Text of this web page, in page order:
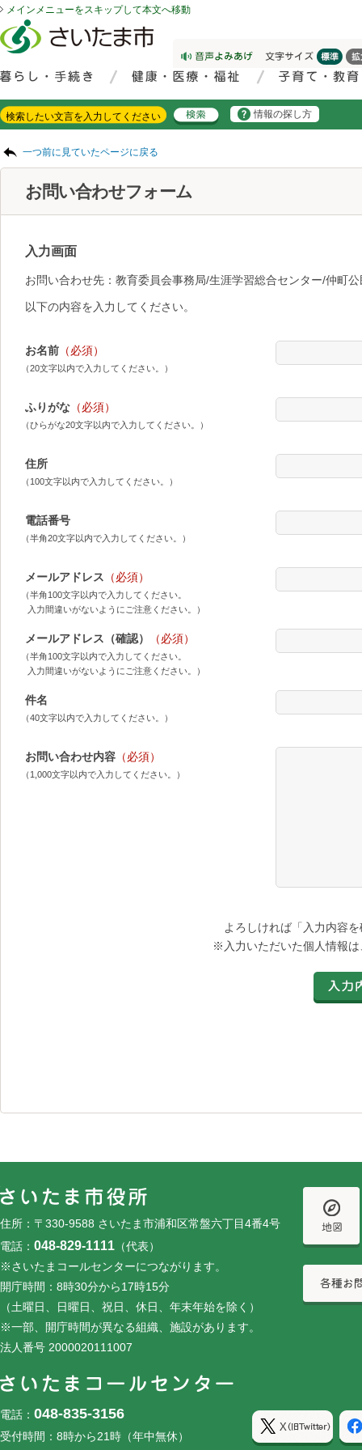
メインメニューをスキップして本文へ移動
情報の探し方
一つ前に見ていたページに戻る
お問い合わせフォーム
入力画面
お問い合わせ先：教育委員会事務局/生涯学習総合センター/仲町公
以下の内容を入力してください。
お名前 （必須）
（20文字以内で入力してください。）
ふりがな （必須）
（ひらがな20文字以内で入力してください。）
住所
（100文字以内で入力してください。）
電話番号
（半角20文字以内で入力してください。）
メールアドレス （必須）
（半角100文字以内で入力してください。
入力間違いがないようにご注意ください。）
メールアドレス（確認） （必須）
（半角100文字以内で入力してください。
入力間違いがないようにご注意ください。）
件名
（40文字以内で入力してください。）
お問い合わせ内容 （必須）
（1,000文字以内で入力してください。）
よろしければ「入力内容
※入力いただいた個人情報
住所：〒330-9588 さいたま市浦和区常盤六丁目4番4号
電話： 048-829-1111 （代表）
※さいたまコールセンターにつながります。
開庁時間：8時30分から17時15分
（土曜日、日曜日、祝日、休日、年末年始を除く）
※一部、開庁時間が異なる組織、施設があります。
法人番号 2000020111007
電話： 048-835-3156
受付時間：8時から21時（年中無休）